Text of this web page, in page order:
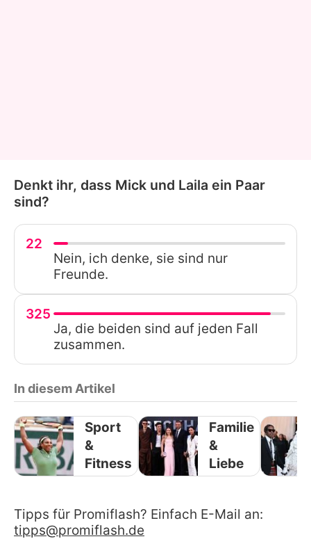
Denkt ihr, dass Mick und Laila ein Paar
sind?
22
Nein, ich denke, sie sind nur
Freunde.
325
Ja, die beiden sind auf jeden Fall
zusammen.
In diesem Artikel
Sport
&
Fitness
Familie
&
Liebe
Tipps für Promiflash? Einfach E-Mail an:
tipps@promiflash.de